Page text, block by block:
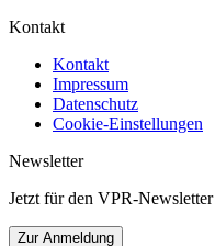
Kontakt
Kontakt
Impressum
Datenschutz
Cookie-Einstellungen
Newsletter
Jetzt für den VPR-
Zur Anmeldung